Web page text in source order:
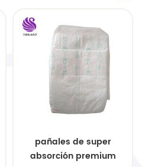
pañales de super
absorción premium